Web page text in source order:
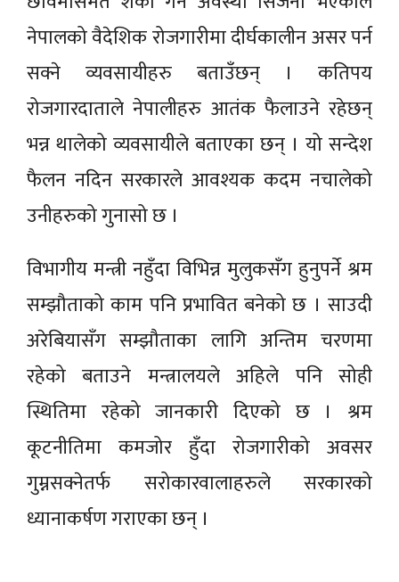
नेपालको वैदेशिक रोजगारीमा दीर्घकालीन असर पर्न
सक्ने व्यवसायीहरु बताउँछन् । कतिपय
रोजगारदाताले नेपालीहरु आतंक फैलाउने रहेछन्
भन्न थालेको व्यवसायीले बताएका छन् । यो सन्देश
फैलन नदिन सरकारले आवश्यक कदम नचालेको
उनीहरुको गुनासो छ ।
विभागीय मन्त्री नहुँदा विभिन्न मुलुकसँग हुनुपर्ने श्रम
सम्झौताको काम पनि प्रभावित बनेको छ । साउदी
अरेबियासँग सम्झौताका लागि अन्तिम चरणमा
रहेको बताउने मन्त्रालयले अहिले पनि सोही
स्थितिमा रहेको जानकारी दिएको छ । श्रम
कूटनीतिमा कमजोर हुँदा रोजगारीको अवसर
गुम्नसक्नेतर्फ सरोकारवालाहरुले सरकारको
ध्यानाकर्षण गराएका छन् ।